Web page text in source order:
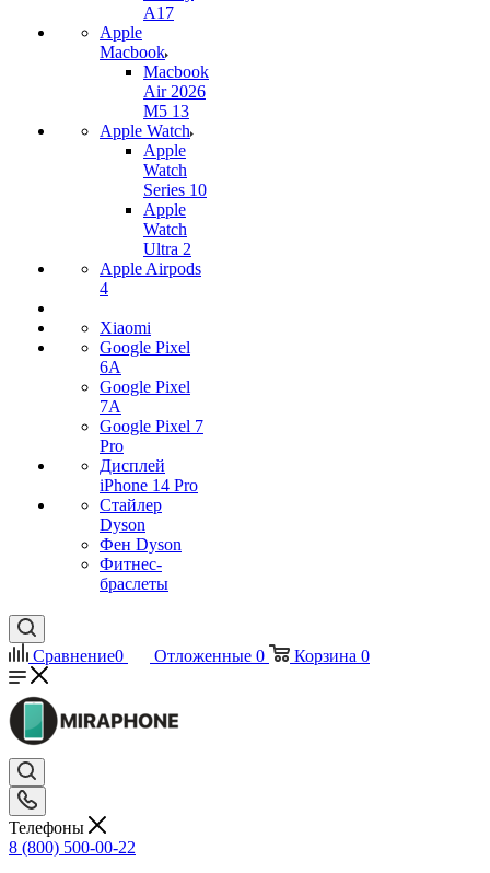
A17
Apple
Macbook
Macbook
Air 2026
M5 13
Apple Watch
Apple
Watch
Series 10
Apple
Watch
Ultra 2
Apple Airpods
4
Xiaomi
Google Pixel
6A
Google Pixel
7А
Google Pixel 7
Pro
Дисплей
iPhone 14 Pro
Стайлер
Dyson
Фен Dyson
Фитнес-
браслеты
Сравнение0 Отложенные 0 Корзина 0
Телефоны
8 (800) 500-00-22